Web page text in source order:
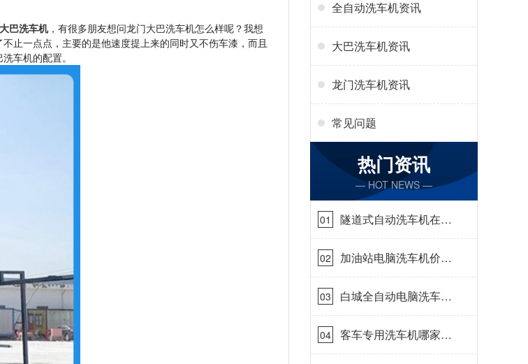
巴洗车机，有很多朋友想问龙门大巴洗车机怎么样呢？我想
止一点点，主要的是他速度提上来的同时又不伤车漆，而且
车机的配置。
全自动洗车机资讯
大巴洗车机资讯
龙门洗车机资讯
常见问题
热门资讯
— HOT NEWS —
01
隧道式自动洗车机在哪
里购买[隆茂鑫晟]
02
加油站电脑洗车机价格
怎么样[隆茂鑫晟]
03
白城全自动电脑洗车
机-ADV防冻冬季正常
使用[隆茂鑫晟]
04
客车专用洗车机哪家的
好[隆茂鑫晟]